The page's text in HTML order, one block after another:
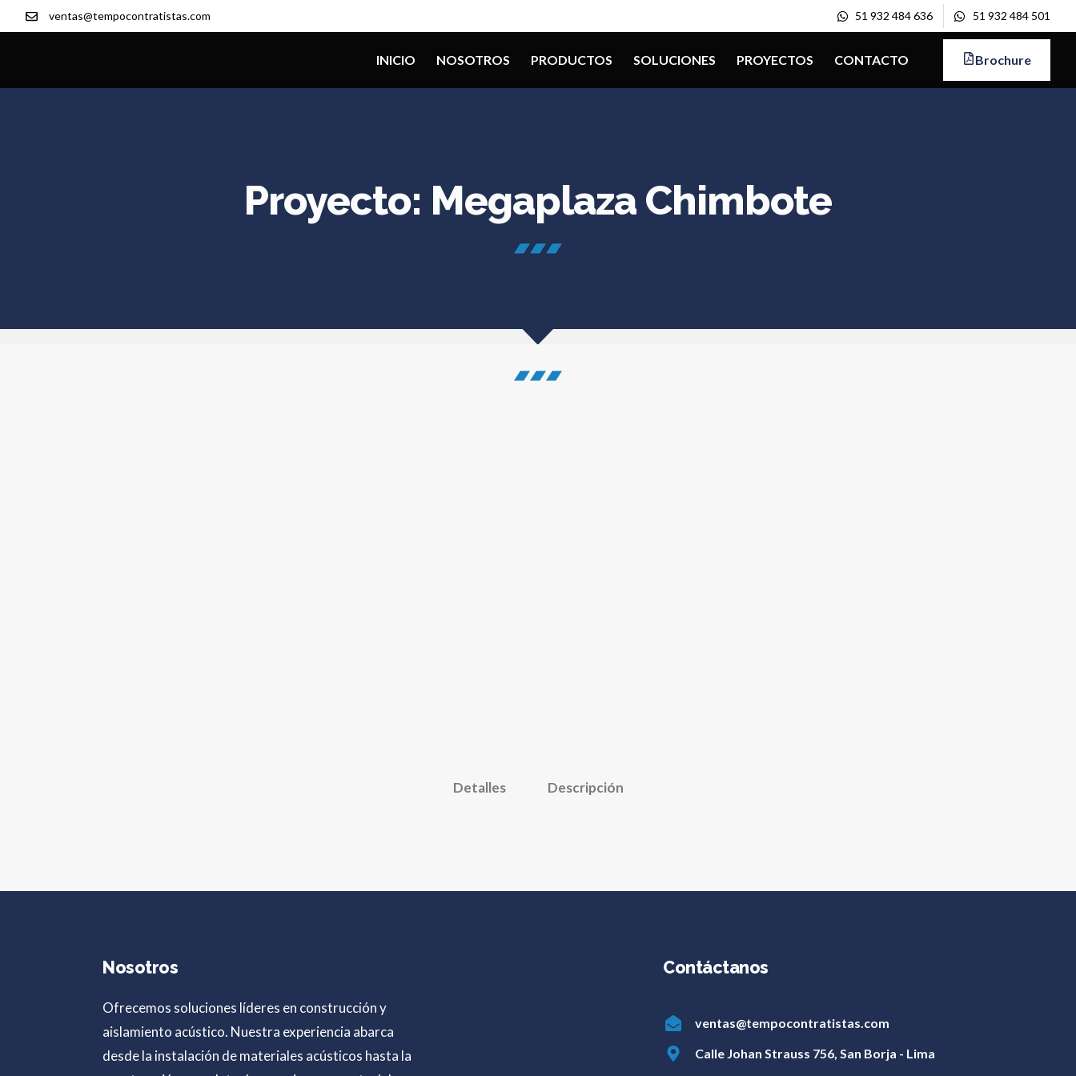
ventas@tempocontratistas.com 51 932 484 636 51 932 484 501
INICIO NOSOTROS PRODUCTOS SOLUCIONES PROYECTOS CONTACTO Brochure
Proyecto: Megaplaza Chimbote
Detalles Descripción
Nosotros
Ofrecemos soluciones líderes en construcción y
aislamiento acústico. Nuestra experiencia abarca
desde la instalación de materiales acústicos hasta la
Contáctanos
ventas@tempocontratistas.com
Calle Johan Strauss 756, San Borja - Lima